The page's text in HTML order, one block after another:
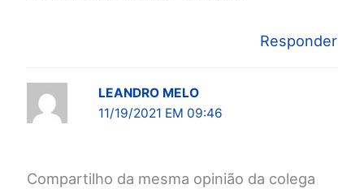
Responder
LEANDRO MELO
11/19/2021 EM 09:46
Compartilho da mesma opinião da colega